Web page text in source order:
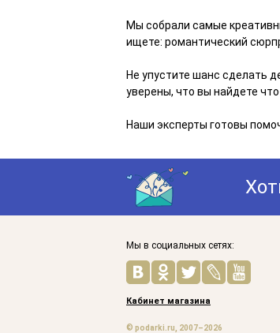
Мы собрали самые
ищете: романтический
Не упустите шанс сделать
уверены, что вы найдете
Наши эксперты готовы
Мы в социальных сетях:
Кабинет магазина
© podarki.ru, 2007–2026